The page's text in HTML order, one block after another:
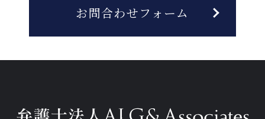
お問合わせフォーム